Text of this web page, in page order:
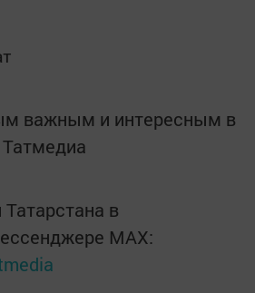
важным и интересным в
Татмедиа
в
MАХ: